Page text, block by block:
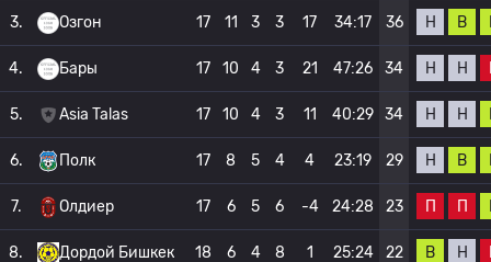
3. Озгон 17 11 3 3 17 34:17 36 Н В
4. Бары 17 10 4 3 21 47:26 34 Н Н
5. Asia Talas 17 10 4 3 11 40:29 34 Н Н
6. Полк 17 8 5 4 4 23:19 29 Н В
7. Олдиер 17 6 5 6 -4 24:28 23 П П
8. Дордой Бишкек 18 6 4 8 1 25:24 22 В Н